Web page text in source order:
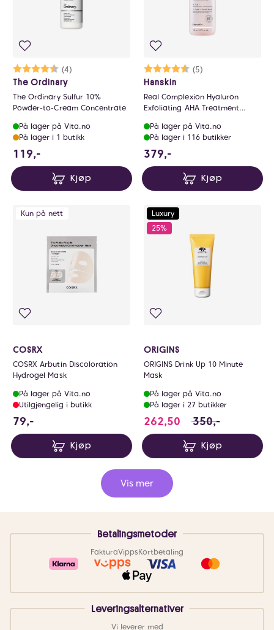
Karakter:
(4)
4.3 av 5 mulige
The Ordinary
The Ordinary Sulfur 10%
Powder-to-Cream Concentrate
På lager på Vita.no
På lager i 1 butikk
119,-
Kjøp
Karakter:
(5)
4.8 av 5 mulige
Hanskin
Real Complexion Hyaluron
Exfoliating AHA Treatment
På lager på Vita.no
På lager i 116 butikker
379,-
Kjøp
Kun på nett
COSRX
COSRX Arbutin Discoloration
Hydrogel Mask
På lager på Vita.no
Utilgjengelig i butikk
79,-
Kjøp
Luxury
25%
ORIGINS
ORIGINS Drink Up 10 Minute
Mask
På lager på Vita.no
På lager i 27 butikker
262,50 262.5 i stedet for
350,-
Kjøp
Vis mer
Betalingsmetoder
FakturaVippsKortbetaling
Leveringsalternativer
Vi leverer med